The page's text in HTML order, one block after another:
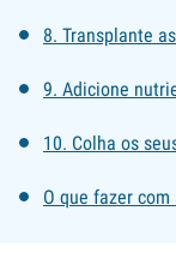
8. Transplante
9. Adicione
10. Colha os
O que fazer